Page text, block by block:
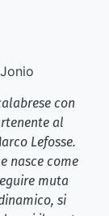
con
al
Lefosse.
nasce come
muta
si